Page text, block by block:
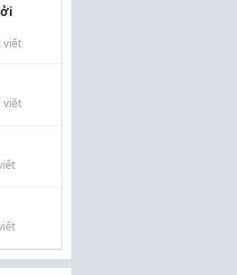
viết
viết